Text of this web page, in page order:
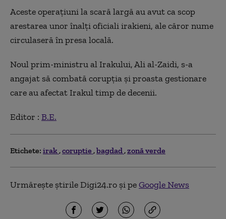
Aceste operaţiuni la scară largă au avut ca scop
arestarea unor înalţi oficiali irakieni, ale căror nume
circulaseră în presa locală.
Noul prim-ministru al Irakului, Ali al-Zaidi, s-a
angajat să combată corupţia şi proasta gestionare
care au afectat Irakul timp de decenii.
Editor : B.E.
Etichete: irak coruptie bagdad zonă verde
Urmărește știrile Digi24.ro și peGoogle News